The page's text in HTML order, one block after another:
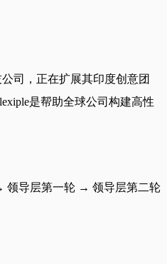
司，正在扩展其印度创意团
是帮助全球公司构建高性
导层第一轮 → 领导层第二轮